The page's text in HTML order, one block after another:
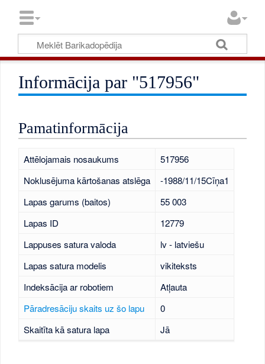
Informācija par "517956"
Pamatinformācija
Attēlojamais nosaukums
517956
Noklusējuma kārtošanas atslēga
-1988/11/15Cīņa1
Lapas garums (baitos)
55 003
Lapas ID
12779
Lappuses satura valoda
lv - latviešu
Lapas satura modelis
vikiteksts
Indeksācija ar robotiem
Atļauta
Pāradresāciju skaits uz šo lapu
0
Skaitīta kā satura lapa
Jā